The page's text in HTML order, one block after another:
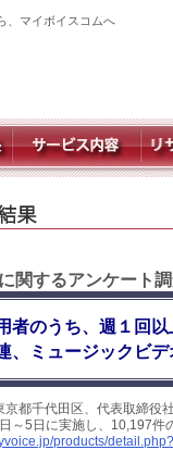
、マイボイスコムへ
関するアンケート
者のうち、週１回
、ミュージックビ
京都千代田区、代表取締役
～5日に実施し、10,197
products/